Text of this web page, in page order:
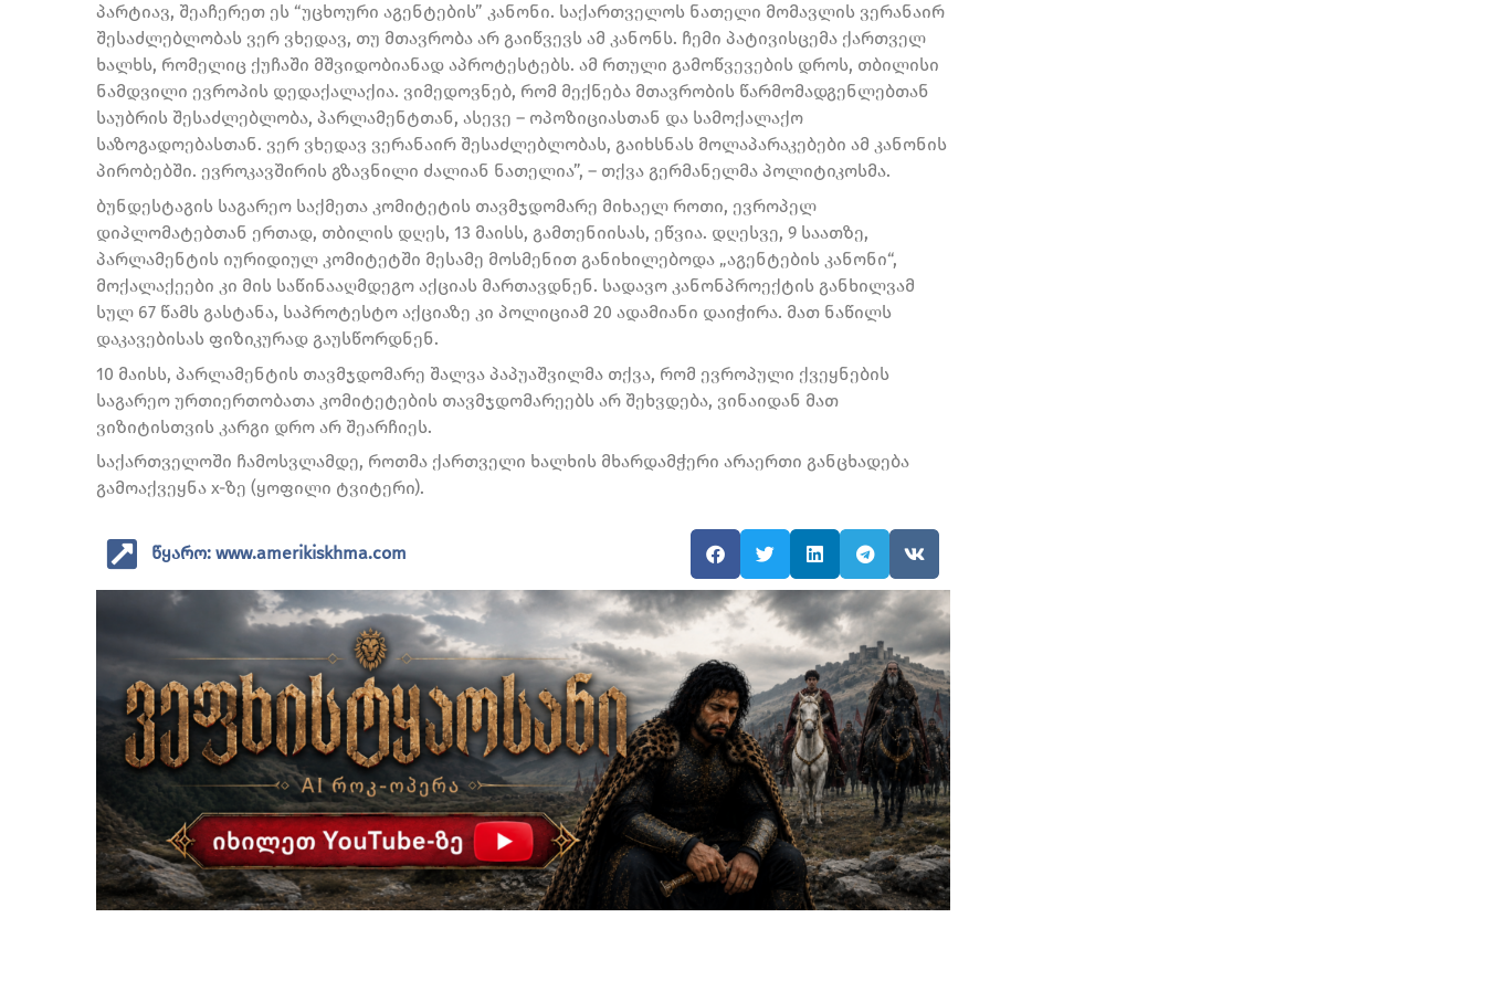
პარტიავ, შეაჩერეთ ეს “უცხოური აგენტების” კანონი. საქართველოს ნათელი მომავლის ვერანაირ
შესაძლებლობას ვერ ვხედავ, თუ მთავრობა არ გაიწვევს ამ კანონს. ჩემი პატივისცემა ქართველ
ხალხს, რომელიც ქუჩაში მშვიდობიანად აპროტესტებს. ამ რთული გამოწვევების დროს, თბილისი
ნამდვილი ევროპის დედაქალაქია. ვიმედოვნებ, რომ მექნება მთავრობის წარმომადგენლებთან
საუბრის შესაძლებლობა, პარლამენტთან, ასევე – ოპოზიციასთან და სამოქალაქო
საზოგადოებასთან. ვერ ვხედავ ვერანაირ შესაძლებლობას, გაიხსნას მოლაპარაკებები ამ კანონის
პირობებში. ევროკავშირის გზავნილი ძალიან ნათელია”, – თქვა გერმანელმა პოლიტიკოსმა.
ბუნდესტაგის საგარეო საქმეთა კომიტეტის თავმჯდომარე მიხაელ როთი, ევროპელ
დიპლომატებთან ერთად, თბილის დღეს, 13 მაისს, გამთენიისას, ეწვია. დღესვე, 9 საათზე,
პარლამენტის იურიდიულ კომიტეტში მესამე მოსმენით განიხილებოდა „აგენტების კანონი“,
მოქალაქეები კი მის საწინააღმდეგო აქციას მართავდნენ. სადავო კანონპროექტის განხილვამ
სულ 67 წამს გასტანა, საპროტესტო აქციაზე კი პოლიციამ 20 ადამიანი დაიჭირა. მათ ნაწილს
დაკავებისას ფიზიკურად გაუსწორდნენ.
10 მაისს, პარლამენტის თავმჯდომარე შალვა პაპუაშვილმა თქვა, რომ ევროპული ქვეყნების
საგარეო ურთიერთობათა კომიტეტების თავმჯდომარეებს არ შეხვდება, ვინაიდან მათ
ვიზიტისთვის კარგი დრო არ შეარჩიეს.
საქართველოში ჩამოსვლამდე, როთმა ქართველი ხალხის მხარდამჭერი არაერთი განცხადება
გამოაქვეყნა x-ზე (ყოფილი ტვიტერი).
წყარო: www.amerikiskhma.com